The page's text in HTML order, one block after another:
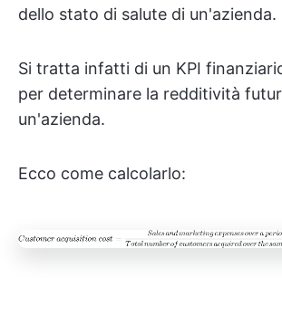
dello stato di salute di un'azienda.
Si tratta infatti di un KPI
per determinare la redditività
un'azienda.
Ecco come calcolarlo: